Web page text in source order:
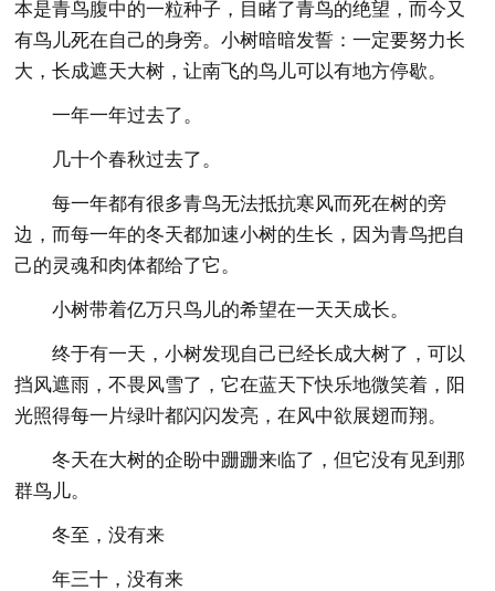
本是青鸟腹中的一粒种子，目睹了青鸟的绝望，而今又
有鸟儿死在自己的身旁。小树暗暗发誓：一定要努力长
大，长成遮天大树，让南飞的鸟儿可以有地方停歇。
一年一年过去了。
几十个春秋过去了。
每一年都有很多青鸟无法抵抗寒风而死在树的旁
边，而每一年的冬天都加速小树的生长，因为青鸟把自
己的灵魂和肉体都给了它。
小树带着亿万只鸟儿的希望在一天天成长。
终于有一天，小树发现自己已经长成大树了，可以
挡风遮雨，不畏风雪了，它在蓝天下快乐地微笑着，阳
光照得每一片绿叶都闪闪发亮，在风中欲展翅而翔。
冬天在大树的企盼中跚跚来临了，但它没有见到那
群鸟儿。
冬至，没有来
年三十，没有来